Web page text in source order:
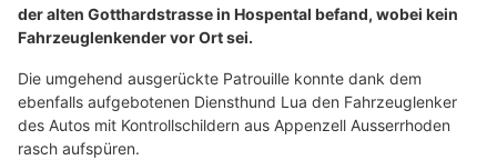
der alten Gotthardstrasse in Hospental befand, wobei kein
Fahrzeuglenkender vor Ort sei.
Die umgehend ausgerückte Patrouille konnte dank dem
ebenfalls aufgebotenen Diensthund Lua den Fahrzeuglenker
des Autos mit Kontrollschildern aus Appenzell Ausserrhoden
rasch aufspüren.